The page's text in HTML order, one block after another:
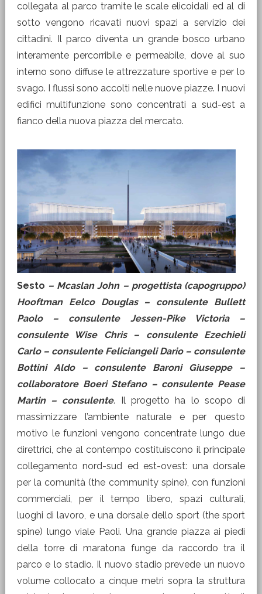
collegata al parco tramite le scale elicoidali ed al di
sotto vengono ricavati nuovi spazi a servizio dei
cittadini. Il parco diventa un grande bosco urbano
interamente percorribile e permeabile, dove al suo
interno sono diffuse le attrezzature sportive e per lo
svago. I flussi sono accolti nelle nuove piazze. I nuovi
edifici multifunzione sono concentrati a sud-est a
fianco della nuova piazza del mercato.
Sesto – Mcaslan John – progettista (capogruppo)
Hooftman Eelco Douglas – consulente Bullett
Paolo – consulente Jessen-Pike Victoria –
consulente Wise Chris – consulente Ezechieli
Carlo – consulente Feliciangeli Dario – consulente
Bottini Aldo – consulente Baroni Giuseppe –
collaboratore Boeri Stefano – consulente Pease
Martin – consulente. Il progetto ha lo scopo di
massimizzare l’ambiente naturale e per questo
motivo le funzioni vengono concentrate lungo due
direttrici, che al contempo costituiscono il principale
collegamento nord-sud ed est-ovest: una dorsale
per la comunità (the community spine), con funzioni
commerciali, per il tempo libero, spazi culturali,
luoghi di lavoro, e una dorsale dello sport (the sport
spine) lungo viale Paoli. Una grande piazza ai piedi
della torre di maratona funge da raccordo tra il
parco e lo stadio. Il nuovo stadio prevede un nuovo
volume collocato a cinque metri sopra la struttura